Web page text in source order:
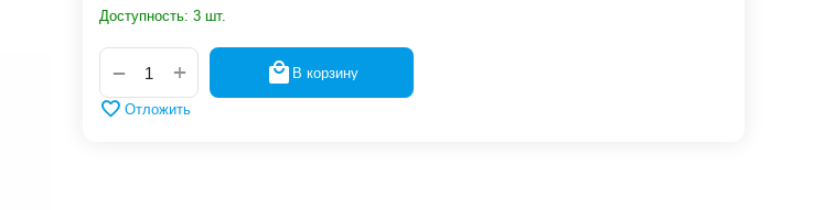
Доступность: 3 шт.
+
− В корзину
Отложить